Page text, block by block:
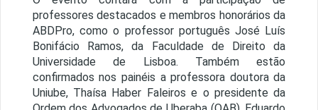
professores destacados e membros honorários da
ABDPro, como o professor português José Luís
Bonifácio Ramos, da Faculdade de Direito da
Universidade de Lisboa. Também estão
confirmados nos painéis a professora doutora da
Uniube, Thaísa Haber Faleiros e o presidente da